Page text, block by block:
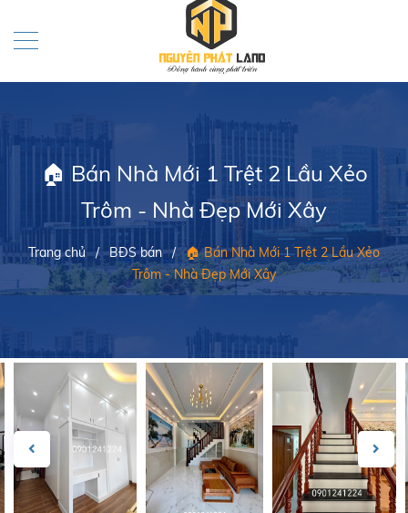
🏠 Bán Nhà Mới 1 Trệt 2 Lầu Xẻo
Trôm - Nhà Đẹp Mới Xây
Trang chủ / BĐS bán / 🏠 Bán Nhà Mới 1 Trệt 2 Lầu Xẻo
Trôm - Nhà Đẹp Mới Xây